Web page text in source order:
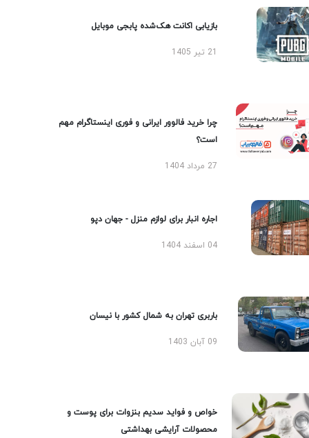
بازیابی اکانت هک‌شده پابجی موبایل
چرا خرید فالوور ایرانی و فوری اینستاگرام مهم
است؟
27 مرداد 1404
اجاره انبار برای لوازم منزل - جهان دپو
04 اسفند 1404
باربری تهران به شمال کشور با نیسان
09 آبان 1403
خواص و فواید سدیم بنزوات برای پوست و
محصولات آرایشی بهداشتی